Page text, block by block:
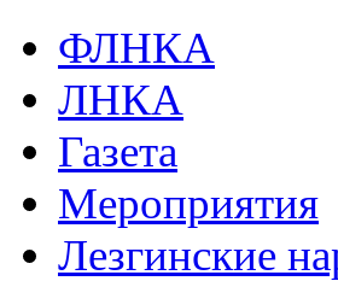
ФЛНКА
ЛНКА
Газета
Мероприятия
Лезгинские